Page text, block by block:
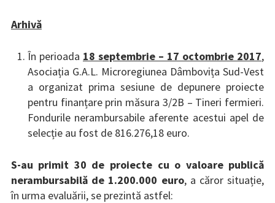
Arhivă
În perioada 18 septembrie – 17 octombrie 2017,
Asociația G.A.L. Microregiunea Dâmbovița Sud-Vest
a organizat prima sesiune de depunere proiecte
pentru finanțare prin măsura 3/2B – Tineri fermieri.
Fondurile nerambursabile aferente acestui apel de
selecție au fost de 816.276,18 euro.
S-au primit 30 de proiecte cu o valoare publică
nerambursabilă de 1.200.000 euro, a căror situație,
în urma evaluării, se prezintă astfel: